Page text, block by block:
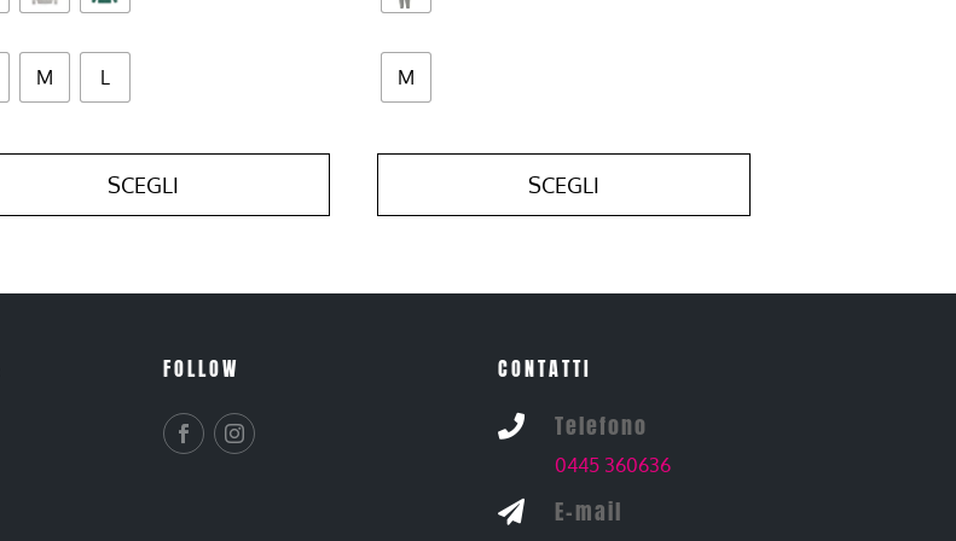
M L
SCEGLI
M
SCEGLI
FOLLOW CONTATTI
 Telefono
0445 360636
 E-mail